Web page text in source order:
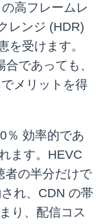
高フレームレ
レンジ (HDR)
を受けます。
であっても、
メリットを得
％ 効率的であ
ます。HEVC
者の半分だけで
れ、CDN の帯
り、配信コス